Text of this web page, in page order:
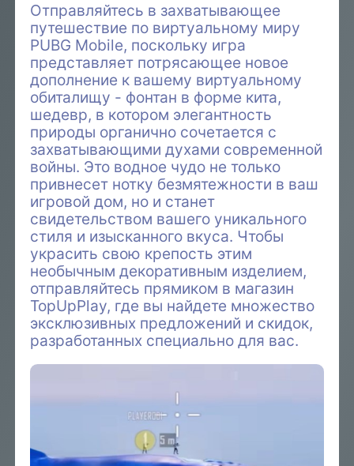
Отправляйтесь в захватывающее
путешествие по виртуальному миру
PUBG Mobile, поскольку игра
представляет потрясающее новое
дополнение к вашему виртуальному
обиталищу - фонтан в форме кита,
шедевр, в котором элегантность
природы органично сочетается с
захватывающими духами современной
войны. Это водное чудо не только
привнесет нотку безмятежности в ваш
игровой дом, но и станет
свидетельством вашего уникального
стиля и изысканного вкуса. Чтобы
украсить свою крепость этим
необычным декоративным изделием,
отправляйтесь прямиком в магазин
TopUpPlay, где вы найдете множество
эксклюзивных предложений и скидок,
разработанных специально для вас.